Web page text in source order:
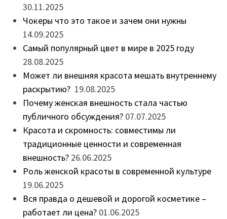
30.11.2025
Чокеры что это такое и зачем они нужны
14.09.2025
Самый популярный цвет в мире в 2025 году
28.08.2025
Может ли внешняя красота мешать внутреннему
раскрытию? 19.08.2025
Почему женская внешность стала частью
публичного обсуждения? 07.07.2025
Красота и скромность: совместимы ли
традиционные ценности и современная
внешность? 26.06.2025
Роль женской красоты в современной культуре
19.06.2025
Вся правда о дешевой и дорогой косметике –
работает ли цена? 01.06.2025